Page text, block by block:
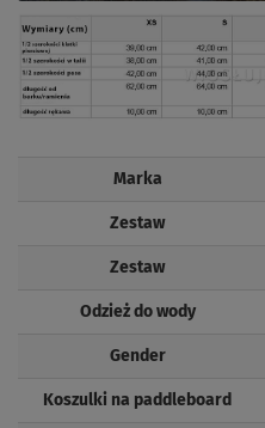
Marka
Zestaw
Zestaw
Odzież do wody
Gender
Koszulki na paddleboard